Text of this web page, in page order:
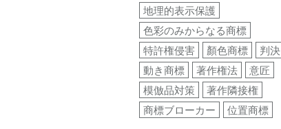
地理的表示保護
色彩のみからなる商標
特許権侵害
顏色商標
判決
動き商標
著作権法
意匠
模倣品対策
著作隣接権
商標ブローカー
位置商標